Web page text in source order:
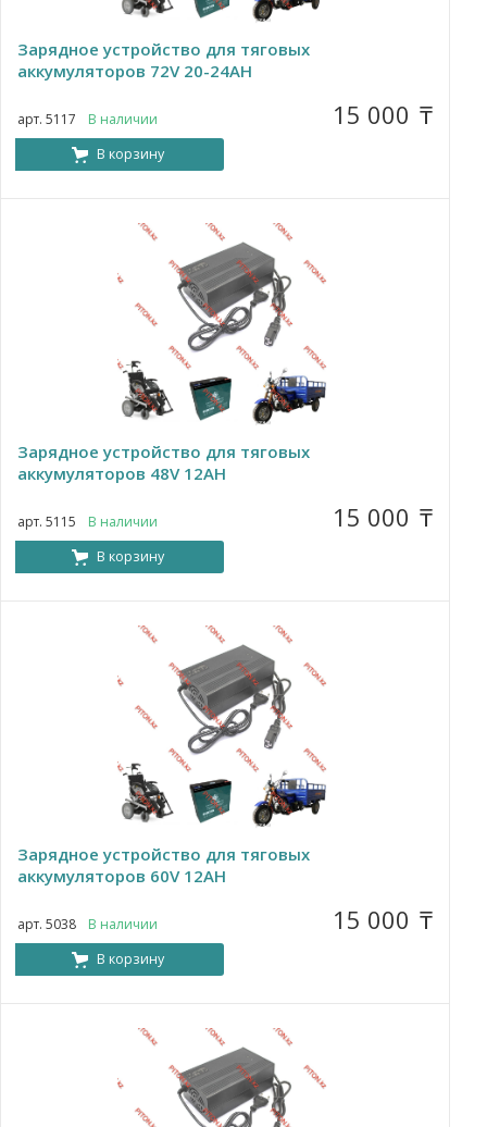
Зарядное устройство для тяговых
аккумуляторов 72V 20-24AH
арт. 5117 В наличии 15 000 ₸
В корзину
Зарядное устройство для тяговых
аккумуляторов 48V 12AH
арт. 5115 В наличии 15 000 ₸
В корзину
Зарядное устройство для тяговых
аккумуляторов 60V 12AH
арт. 5038 В наличии 15 000 ₸
В корзину